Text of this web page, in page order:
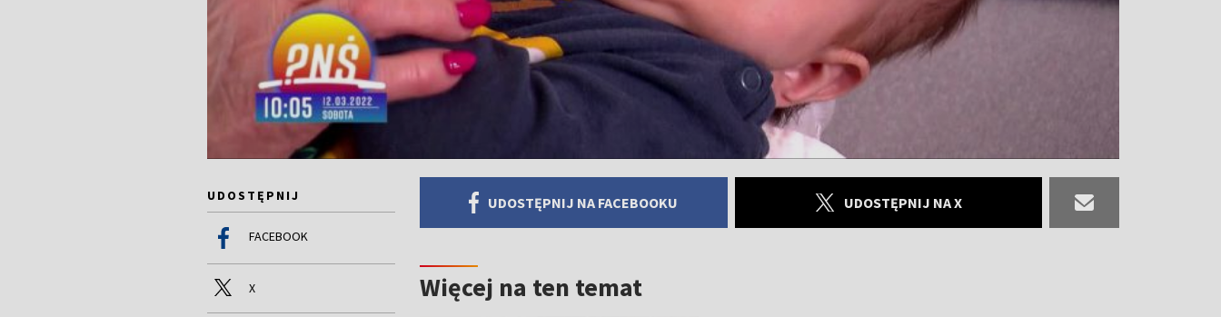
UDOSTĘPNIJ
FACEBOOK
X
UDOSTĘPNIJ NA FACEBOOKU UDOSTĘPNIJ NA X
Więcej na ten temat